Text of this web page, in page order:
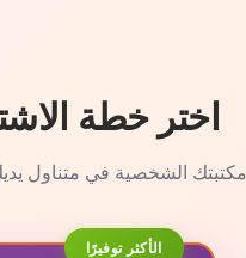
اختر خطة
مكتبتك الشخصية في متناول
الأكثر توفيرًا